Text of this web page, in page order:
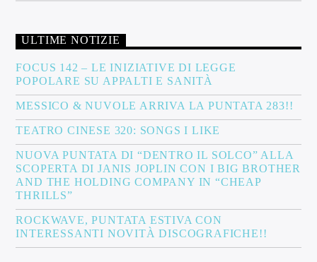
ULTIME NOTIZIE
FOCUS 142 – LE INIZIATIVE DI LEGGE
POPOLARE SU APPALTI E SANITÀ
MESSICO & NUVOLE ARRIVA LA PUNTATA 283!!
TEATRO CINESE 320: SONGS I LIKE
NUOVA PUNTATA DI “DENTRO IL SOLCO” ALLA
SCOPERTA DI JANIS JOPLIN CON I BIG BROTHER
AND THE HOLDING COMPANY IN “CHEAP
THRILLS”
ROCKWAVE, PUNTATA ESTIVA CON
INTERESSANTI NOVITÀ DISCOGRAFICHE!!